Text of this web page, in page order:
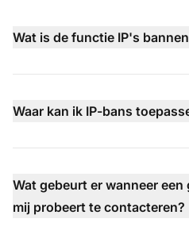
Wat is de functie IP's
Waar kan ik IP-bans
Wat gebeurt er wanneer
mij probeert te contacteren?